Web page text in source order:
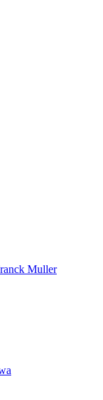
Muller